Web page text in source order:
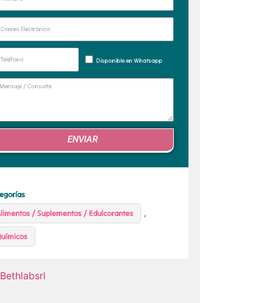
Disponible en Whatsapp
ENVIAR
/ Suplementos / Edulcorantes
,
Bethlabsrl